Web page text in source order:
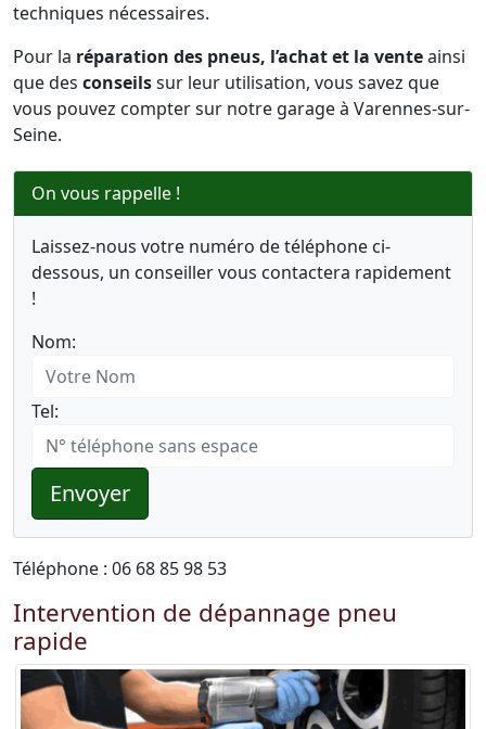
techniques nécessaires.
Pour la réparation des pneus, l’achat et la venteainsi
que des conseilssur leur utilisation, vous savez que
vous pouvez compter sur notre garage à Varennes-sur-
Seine.
On vous rappelle !
Laissez-nous votre numéro de téléphone ci-
dessous, un conseiller vous contactera rapidement
!
Nom:
Tel:
Envoyer
Téléphone : 06 68 85 98 53
Intervention de dépannage pneu
rapide